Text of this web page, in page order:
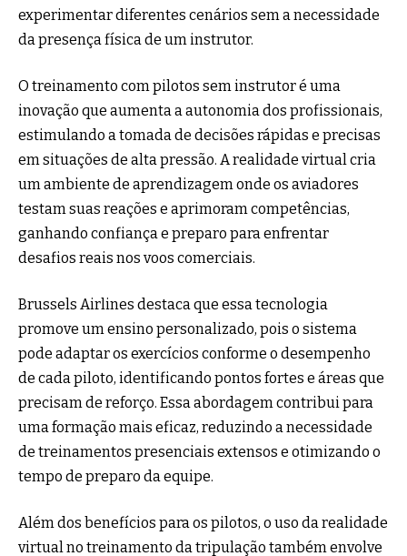
experimentar diferentes cenários sem a necessidade
da presença física de um instrutor.
O treinamento com pilotos sem instrutor é uma
inovação que aumenta a autonomia dos profissionais,
estimulando a tomada de decisões rápidas e precisas
em situações de alta pressão. A realidade virtual cria
um ambiente de aprendizagem onde os aviadores
testam suas reações e aprimoram competências,
ganhando confiança e preparo para enfrentar
desafios reais nos voos comerciais.
Brussels Airlines destaca que essa tecnologia
promove um ensino personalizado, pois o sistema
pode adaptar os exercícios conforme o desempenho
de cada piloto, identificando pontos fortes e áreas que
precisam de reforço. Essa abordagem contribui para
uma formação mais eficaz, reduzindo a necessidade
de treinamentos presenciais extensos e otimizando o
tempo de preparo da equipe.
Além dos benefícios para os pilotos, o uso da realidade
virtual no treinamento da tripulação também envolve